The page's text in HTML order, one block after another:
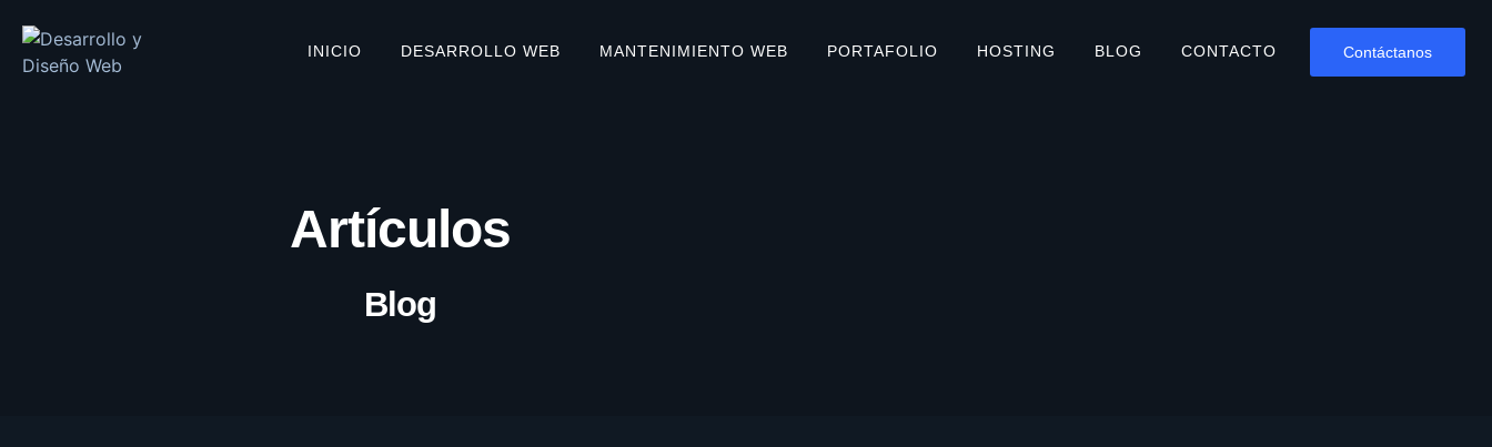
INICIO DESARROLLO WEB MANTENIMIENTO WEB PORTAFOLIO HOSTING BLOG CONTACTO Contáctanos
Artículos
Blog